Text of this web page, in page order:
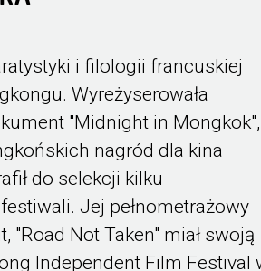
i filologii francuskiej
Wyreżyserowała
"Midnight in Mongkok",
nagród dla kina
do selekcji kilku
Jej pełnometrażowy
"Road Not Taken" miał swoją
Independent Film Festival